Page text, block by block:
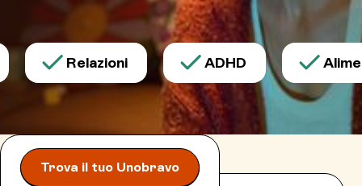
Relazioni ADHD
Trova il tuo Unobravo